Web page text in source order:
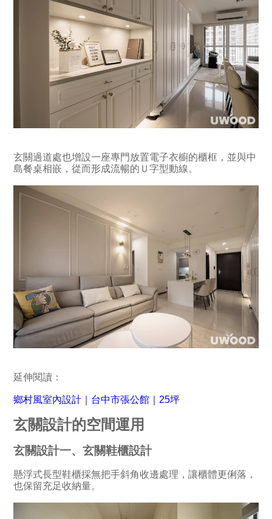
玄關過道處也增設一座專門放置電子衣櫥的櫃框，並與中
島餐桌相嵌，從而形成流暢的Ｕ字型動線。
延伸閱讀：
鄉村風室內設計｜台中市張公館｜25坪
玄關設計的空間運用
玄關設計一、玄關鞋櫃設計
懸浮式長型鞋櫃採無把手斜角收邊處理，讓櫃體更俐落，
也保留充足收納量。